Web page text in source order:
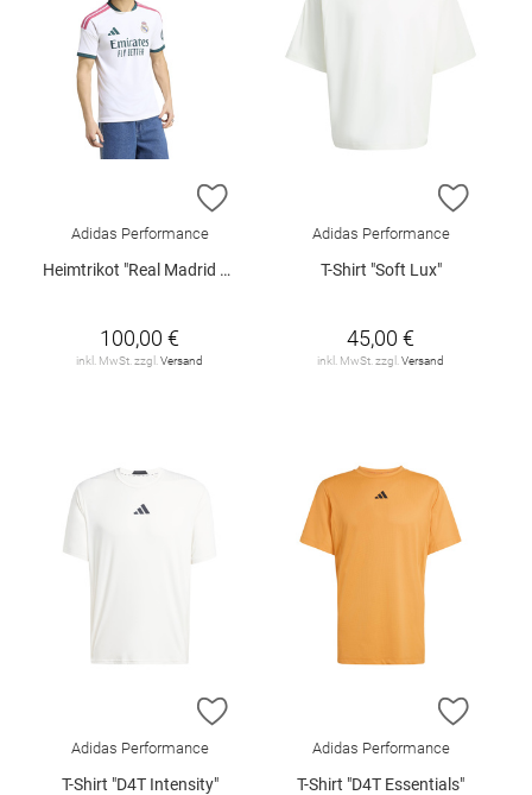
ZUR WUNSCHLISTE HINZUFÜGEN
Adidas Performance
Heimtrikot "Real Madrid 26/27"
100,00 €
inkl. MwSt. zzgl. Versand
ZUR
Adidas Performance
T-Shirt "Soft Lux"
45,00 €
inkl. MwSt. zzgl. Versand
ZUR WUNSCHLISTE HINZUFÜGEN
Adidas Performance
T-Shirt "D4T Intensity"
ZUR
Adidas Performance
T-Shirt "D4T Essentials"